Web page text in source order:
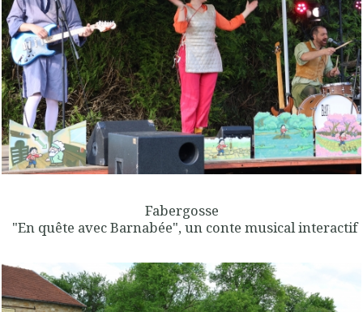
Fabergosse
"En quête avec Barnabée", un conte musical interactif